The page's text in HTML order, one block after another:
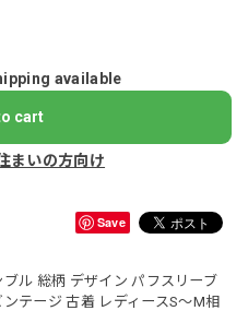
available
cart
まいの方向け
Save
ル 総柄 デザイン パフスリーブ
テージ 古着 レディースS〜M相